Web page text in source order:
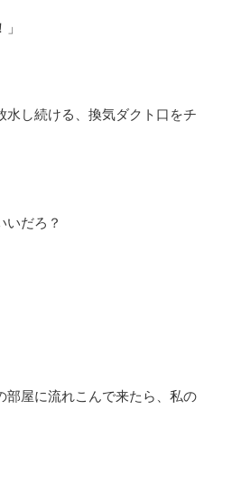
水し続ける、換気ダクト口をチ
いだろ？
部屋に流れこんで来たら、私の